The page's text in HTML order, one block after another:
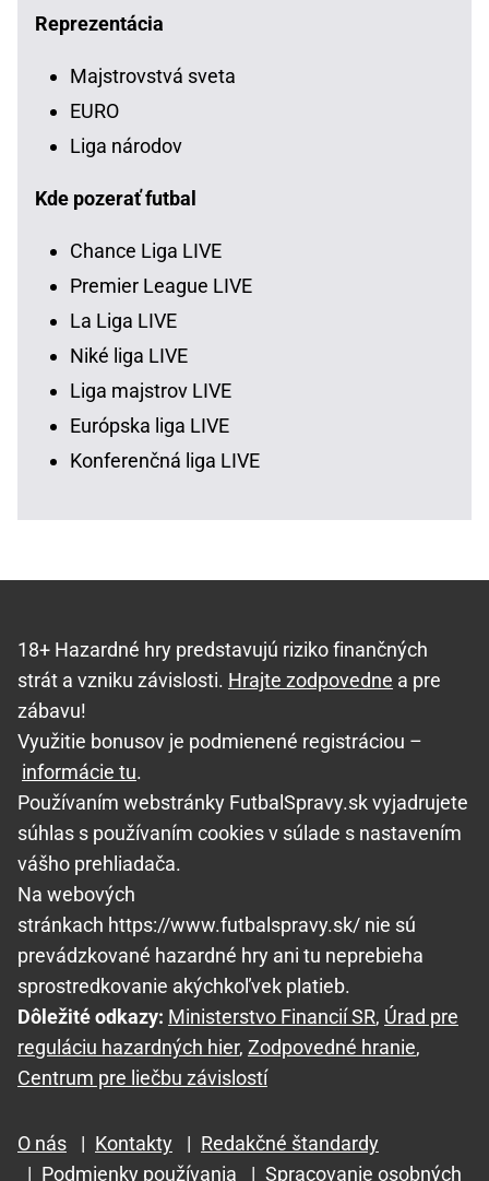
Reprezentácia
Majstrovstvá sveta
EURO
Liga národov
Kde pozerať futbal
Chance Liga LIVE
Premier League LIVE
La Liga LIVE
Niké liga LIVE
Liga majstrov LIVE
Európska liga LIVE
Konferenčná liga LIVE
18+ Hazardné hry predstavujú riziko finančných
strát a vzniku závislosti. Hrajte zodpovedne a pre
zábavu!
Využitie bonusov je podmienené registráciou –
informácie tu.
Používaním webstránky FutbalSpravy.sk vyjadrujete
súhlas s používaním cookies v súlade s nastavením
vášho prehliadača.
Na webových
stránkach https://www.futbalspravy.sk/ nie sú
prevádzkované hazardné hry ani tu neprebieha
sprostredkovanie akýchkoľvek platieb.
Dôležité odkazy: Ministerstvo Financií SR, Úrad pre
reguláciu hazardných hier, Zodpovedné hranie,
Centrum pre liečbu závislostí
O nás | Kontakty | Redakčné štandardy
| Podmienky používania | Spracovanie osobných